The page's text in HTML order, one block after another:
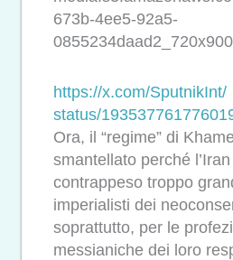
https://x.com/SputnikInt/
status/
Ora, il “regime” di
smantellato perché
contrappeso troppo
imperialisti dei
soprattutto, per le
messianiche dei loro